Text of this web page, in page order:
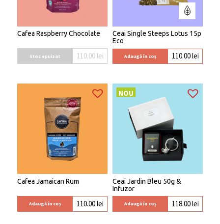
Cafea Raspberry Chocolate
Stoc epuizat 110.00 lei
Ceai Single Steeps Lotus 15p
Eco
Adaugă în coș 110.00lei
Cafea Jamaican Rum
Adaugă în coș 110.00lei
NOU
Ceai Jardin Bleu 50g &
Infuzor
Adaugă în coș 118.00lei